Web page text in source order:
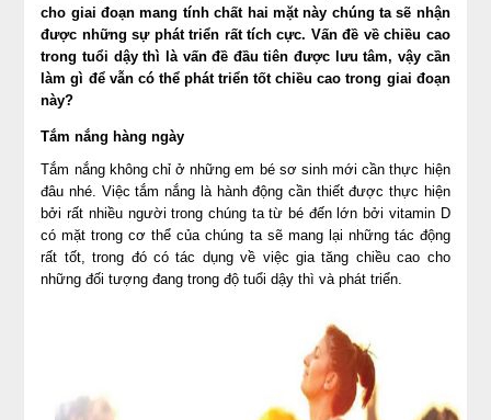
cho giai đoạn mang tính chất hai mặt này chúng ta sẽ nhận
được những sự phát triển rất tích cực. Vấn đề về chiều cao
trong tuổi dậy thì là vấn đề đầu tiên được lưu tâm, vậy cần
làm gì để vẫn có thể phát triển tốt chiều cao trong giai đoạn
này?
Tắm nắng hàng ngày
Tắm nắng không chỉ ở những em bé sơ sinh mới cần thực hiện
đâu nhé. Việc tắm nắng là hành động cần thiết được thực hiện
bởi rất nhiều người trong chúng ta từ bé đến lớn bởi vitamin D
có mặt trong cơ thể của chúng ta sẽ mang lại những tác động
rất tốt, trong đó có tác dụng về việc gia tăng chiều cao cho
những đối tượng đang trong độ tuổi dậy thì và phát triển.